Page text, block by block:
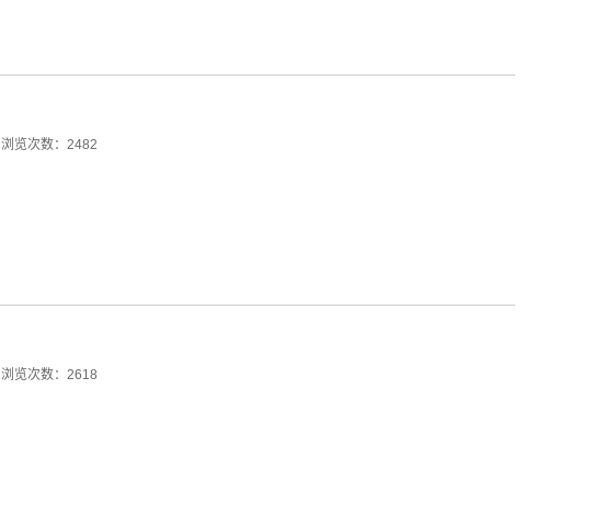
浏览次数：2482
浏览次数：2618